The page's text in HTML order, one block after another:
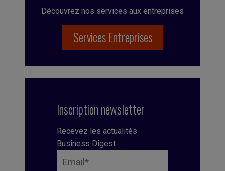
Découvrez nos services aux entreprises
Services Entreprises
Inscription newsletter
Recevez les actualités
Business Digest